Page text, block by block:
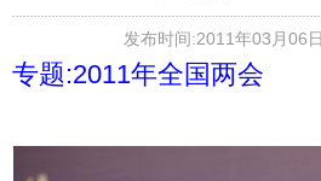
发布时间:2011年03月06
专题:2011年全国两会